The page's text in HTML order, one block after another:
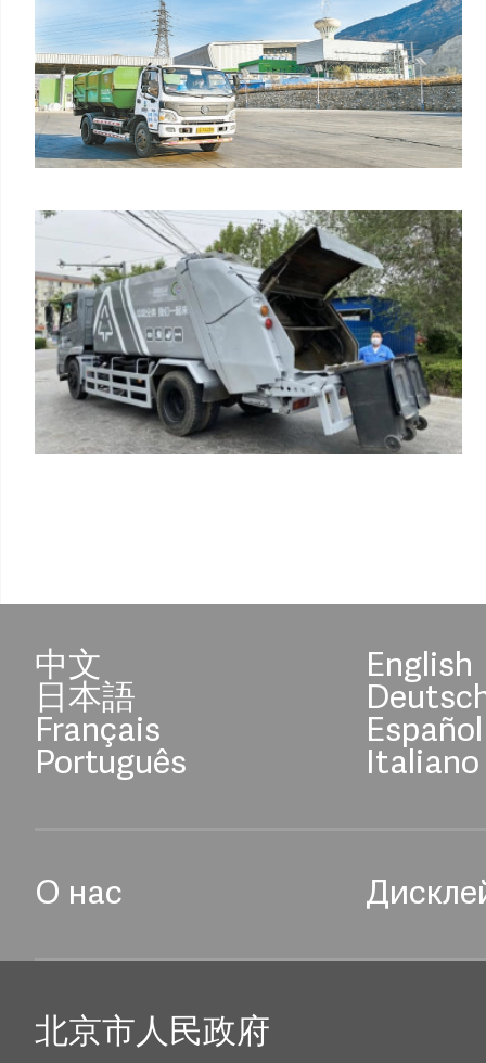
中文 English
日本語
Français Español
Português Italiano
О нас
北京市人民政府